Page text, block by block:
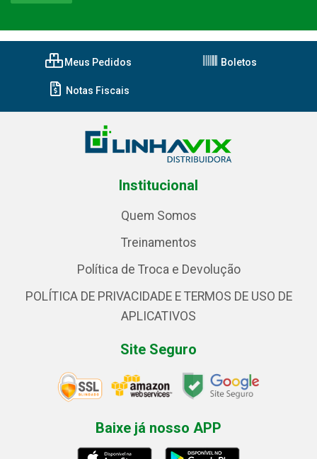
Meus Pedidos Boletos
Notas Fiscais
Institucional
Quem Somos
Treinamentos
Política de Troca e Devolução
POLÍTICA DE PRIVACIDADE E TERMOS DE USO DE
APLICATIVOS
Site Seguro
Baixe já nosso APP